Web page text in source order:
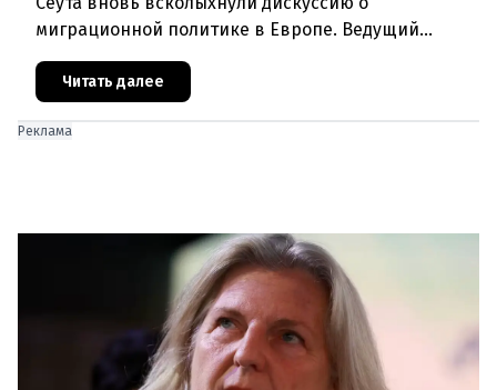
миграционной политике в Европе. Ведущий
эксперт по миграции Джеральд Кнаус, один из
архитекторов соглашения ЕС-Турция 2016
Читать далее
Реклама